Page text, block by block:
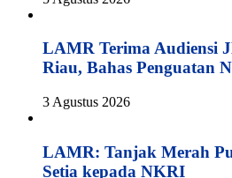
LAMR Terima Audiensi
Riau, Bahas Penguatan
3 Agustus 2026
LAMR: Tanjak Merah
Setia kepada NKRI